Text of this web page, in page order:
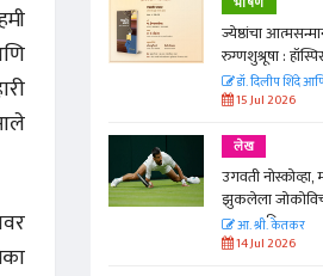
जपणारी
मान्यवर
ज्येष्ठांचा
रुग्णशुश्रूषा :
डॉ. दिलीप शिंदे
15 Jul 2026
लेख
उगवती
झुकलेला
दरम्यान विम्बल्डन
आ. श्री. केतकर
14 Jul 2026